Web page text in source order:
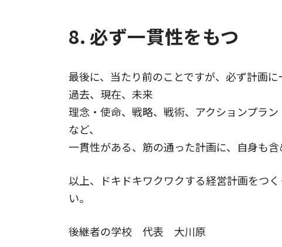
8. 必ず一貫性をもつ
最後に、当たり前のことですが、必ず計画に
過去、現在、未来
理念・使命、戦略、戦術、アクションプラン
など、
一貫性がある、筋の通った計画に、自身も含
以上、ドキドキワクワクする経営計画をつ
い。
後継者の学校 代表 大川原